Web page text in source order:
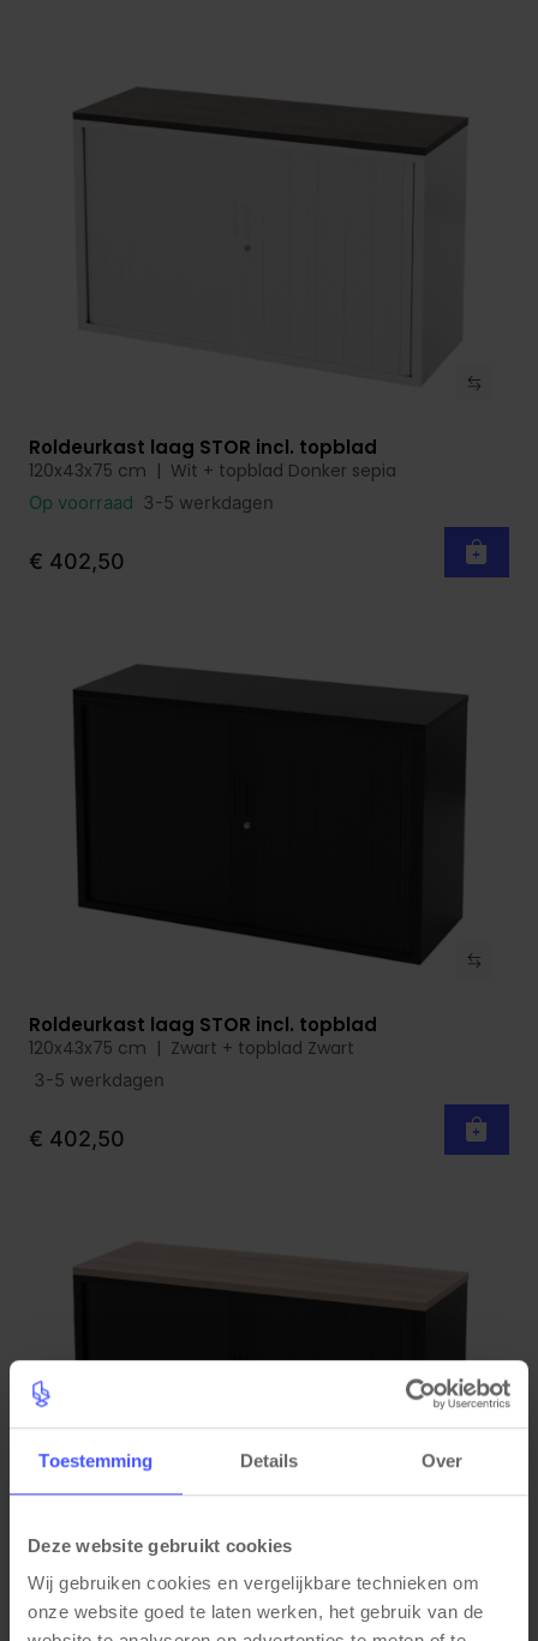
Toestemming Details Over
Deze website gebruikt cookies
Wij gebruiken cookies en vergelijkbare technieken om
onze website goed te laten werken, het gebruik van de
Bekijk product
Roldeurkast laag STOR incl. topblad
120x43x75 cm | Wit + topblad Donker sepia
Op voorraad 3-5 werkdagen
€ 402,50
Bekijk product
Roldeurkast laag STOR incl. topblad
120x43x75 cm | Zwart + topblad Zwart
3-5 werkdagen
€ 402,50
Bekijk product
Roldeurkast laag STOR incl. topblad
120x43x75 cm | Zwart + topblad Scandinavisch Eiken